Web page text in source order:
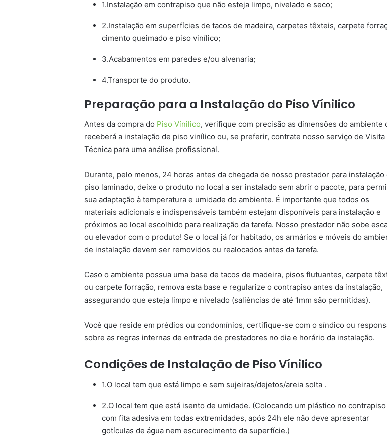
1.Instalação em contrapiso que não esteja limpo, nivelado e seco;
2.Instalação em superfícies de tacos de madeira, carpetes têxteis, carpete
cimento queimado e piso vinílico;
3.Acabamentos em paredes e/ou alvenaria;
4.Transporte do produto.
Preparação para a Instalação do Piso Vínilico
Antes da compra do Piso Vínilico, verifique com precisão as dimensões do ambiente
receberá a instalação de piso vinílico ou, se preferir, contrate nosso serviço de Visita
Técnica para uma análise profissional.
Durante, pelo menos, 24 horas antes da chegada de nosso prestador para instalação
piso laminado, deixe o produto no local a ser instalado sem abrir o pacote, para
sua adaptação à temperatura e umidade do ambiente. É importante que todos os
materiais adicionais e indispensáveis também estejam disponíveis para instalação e
próximos ao local escolhido para realização da tarefa. Nosso prestador não sobe
ou elevador com o produto! Se o local já for habitado, os armários e móveis do
de instalação devem ser removidos ou realocados antes da tarefa.
Caso o ambiente possua uma base de tacos de madeira, pisos flutuantes, carpete
ou carpete forração, remova esta base e regularize o contrapiso antes da instalação,
assegurando que esteja limpo e nivelado (saliências de até 1mm são permitidas).
Você que reside em prédios ou condomínios, certifique-se com o síndico ou
sobre as regras internas de entrada de prestadores no dia e horário da instalação.
Condições de Instalação de Piso Vínilico
1.O local tem que está limpo e sem sujeiras/dejetos/areia solta .
2.O local tem que está isento de umidade. (Colocando um plástico no contrapiso
com fita adesiva em todas extremidades, após 24h ele não deve apresentar
gotículas de água nem escurecimento da superfície.)